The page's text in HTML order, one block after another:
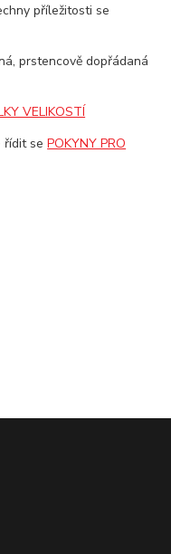
příležitosti se
prstencově dopřádaná
VELIKOSTÍ
řídit sePOKYNY PRO